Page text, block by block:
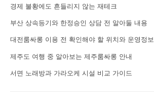
경제 불황에도 흔들리지 않는 재테크
부산 상속등기와 한정승인 상담 전 알아둘 내용
대전룸싸롱 이용 전 확인해야 할 위치와 운영정보
제주도 여행 중 알아보는 제주룸싸롱 안내
서면 노래방과 가라오케 시설 비교 가이드